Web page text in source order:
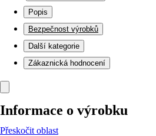
Popis
Bezpečnost výrobků
Další kategorie
Zákaznická hodnocení
Informace o výrobku
Přeskočit oblast